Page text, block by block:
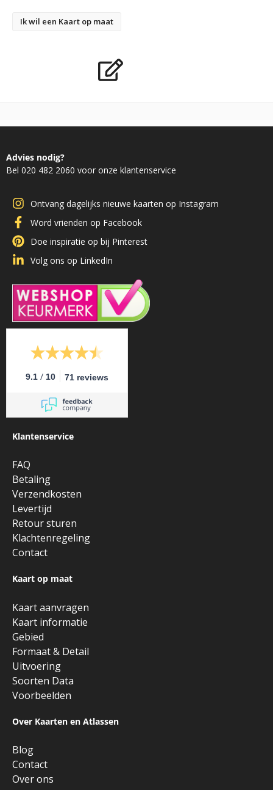
Ik wil een Kaart op maat
Advies nodig?
Bel 020 482 2060 voor onze klantenservice
Ontvang dagelijks nieuwe kaarten op Instagram
Word vrienden op Facebook
Doe inspiratie op bij Pinterest
Volg ons op LinkedIn
9.1 / 10 71 reviews
Klantenservice
FAQ
Betaling
Verzendkosten
Levertijd
Retour sturen
Klachtenregeling
Contact
Kaart op maat
Kaart aanvragen
Kaart informatie
Gebied
Formaat & Detail
Uitvoering
Soorten Data
Voorbeelden
Over Kaarten en Atlassen
Blog
Contact
Over ons